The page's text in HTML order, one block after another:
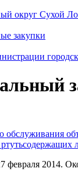
округ Сухой
закупки
обслуживания
февраля 2014.